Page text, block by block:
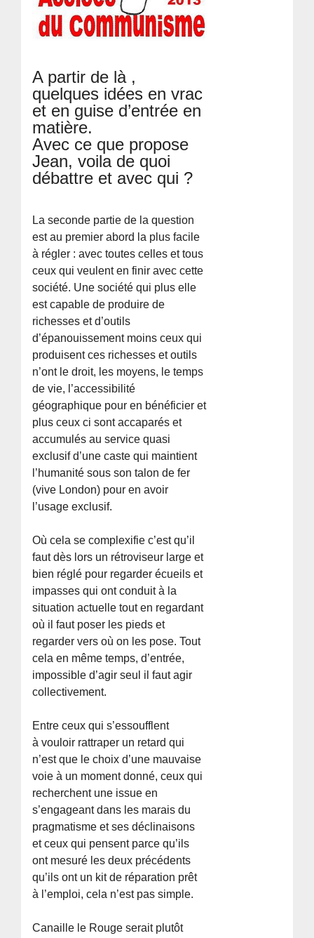
A partir de là ,
quelques idées en vrac
et en guise d’entrée en
matière.
Avec ce que propose
Jean, voila de quoi
débattre et avec qui ?
La seconde partie de la question
est au premier abord la plus facile
à régler : avec toutes celles et tous
ceux qui veulent en finir avec cette
société. Une société qui plus elle
est capable de produire de
richesses et d’outils
d’épanouissement moins ceux qui
produisent ces richesses et outils
n’ont le droit, les moyens, le temps
de vie, l’accessibilité
géographique pour en bénéficier et
plus ceux ci sont accaparés et
accumulés au service quasi
exclusif d’une caste qui maintient
l’humanité sous son talon de fer
(vive London) pour en avoir
l’usage exclusif.
Où cela se complexifie c’est qu’il
faut dès lors un rétroviseur large et
bien réglé pour regarder écueils et
impasses qui ont conduit à la
situation actuelle tout en regardant
où il faut poser les pieds et
regarder vers où on les pose. Tout
cela en même temps, d’entrée,
impossible d’agir seul il faut agir
collectivement.
Entre ceux qui s’essoufflent
à vouloir rattraper un retard qui
n’est que le choix d’une mauvaise
voie à un moment donné, ceux qui
recherchent une issue en
s’engageant dans les marais du
pragmatisme et ses déclinaisons
et ceux qui pensent parce qu’ils
ont mesuré les deux précédents
qu’ils ont un kit de réparation prêt
à l’emploi, cela n’est pas simple.
Canaille le Rouge serait plutôt